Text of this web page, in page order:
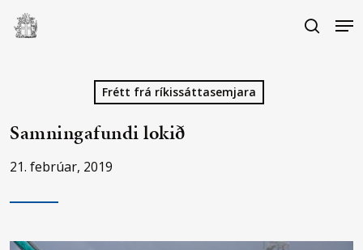
Skip
search
Frétt frá ríkissáttasemjara
Samningafundi lokið
21. febrúar, 2019